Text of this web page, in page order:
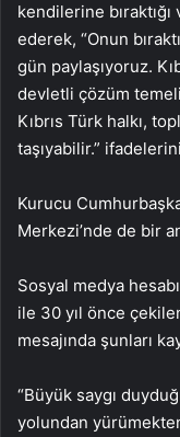
kendilerine
ederek, “Onun
gün paylaşıyoruz.
devletli çözüm
Kıbrıs Türk halkı,
taşıyabilir.”
Kurucu
Merkezi’nde de bir
Sosyal medya
ile 30 yıl önce
mesajında şunları
“Büyük saygı
yolundan